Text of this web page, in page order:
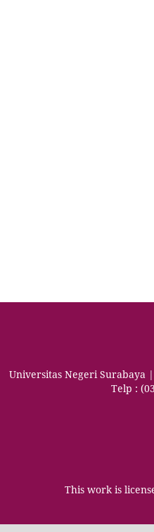
Universitas Negeri Surabaya
Telp :
This work is